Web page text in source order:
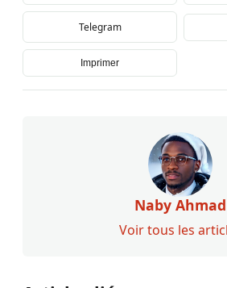
Telegram
Imprimer
Naby Ahmad
Voir tous les